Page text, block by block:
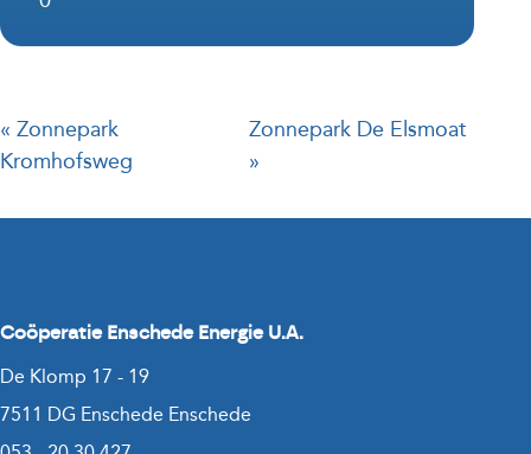
« Zonnepark
Kromhofsweg
Zonnepark De Elsmoat
»
Coöperatie Enschede Energie U.A.
De Klomp 17 - 19
7511 DG Enschede Enschede